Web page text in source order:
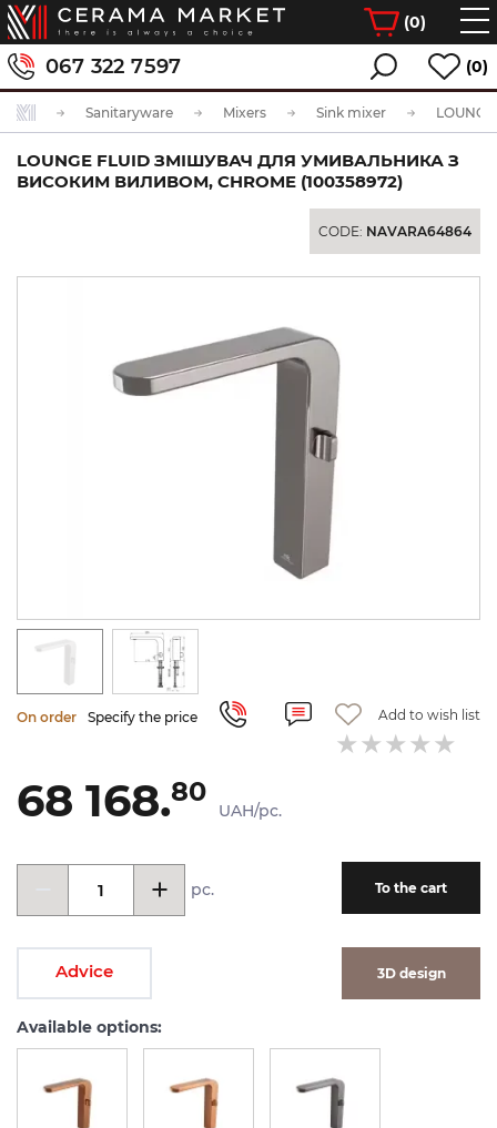
(0)
067 322 7597 (0)
Sanitaryware Mixers Sink mixer
LOUNGE FLUID ЗМІШУВАЧ ДЛЯ УМИВАЛЬНИКА З
ВИСОКИМ ВИЛИВОМ, CHROME (100358972)
CODE: NAVARA64864
On order Specify the price Add to wish list
68 168.80
UAH/pc.
pc. To the cart
Advice 3D design
Available options: